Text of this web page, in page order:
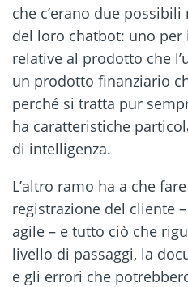
che c’erano due
del loro chatbot: uno
relative al prodotto che
un prodotto finanziario
perché si tratta pur
ha caratteristiche
di intelligenza.
L’altro ramo ha a che
registrazione del cliente
agile – e tutto ciò che
livello di passaggi, la
e gli errori che